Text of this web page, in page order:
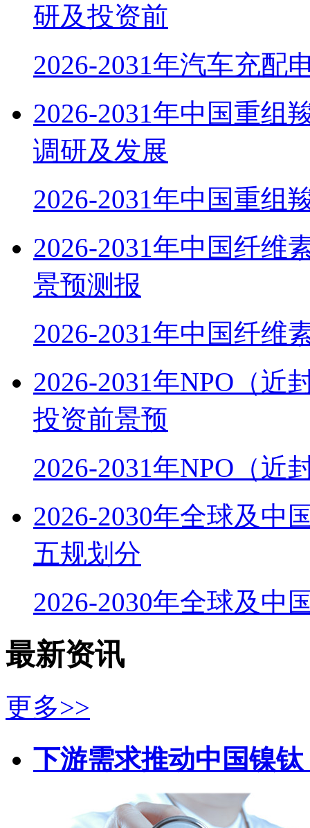
研及投资前
2026-2031年汽车充配
2026-2031年中国重组
调研及发展
2026-2031年中国重组
2026-2031年中国纤维
景预测报
2026-2031年中国纤维
2026-2031年NPO（近
投资前景预
2026-2031年NPO（近
2026-2030年全球及中
五规划分
2026-2030年全球及中
最新资讯
更多>>
下游需求推动中国镍